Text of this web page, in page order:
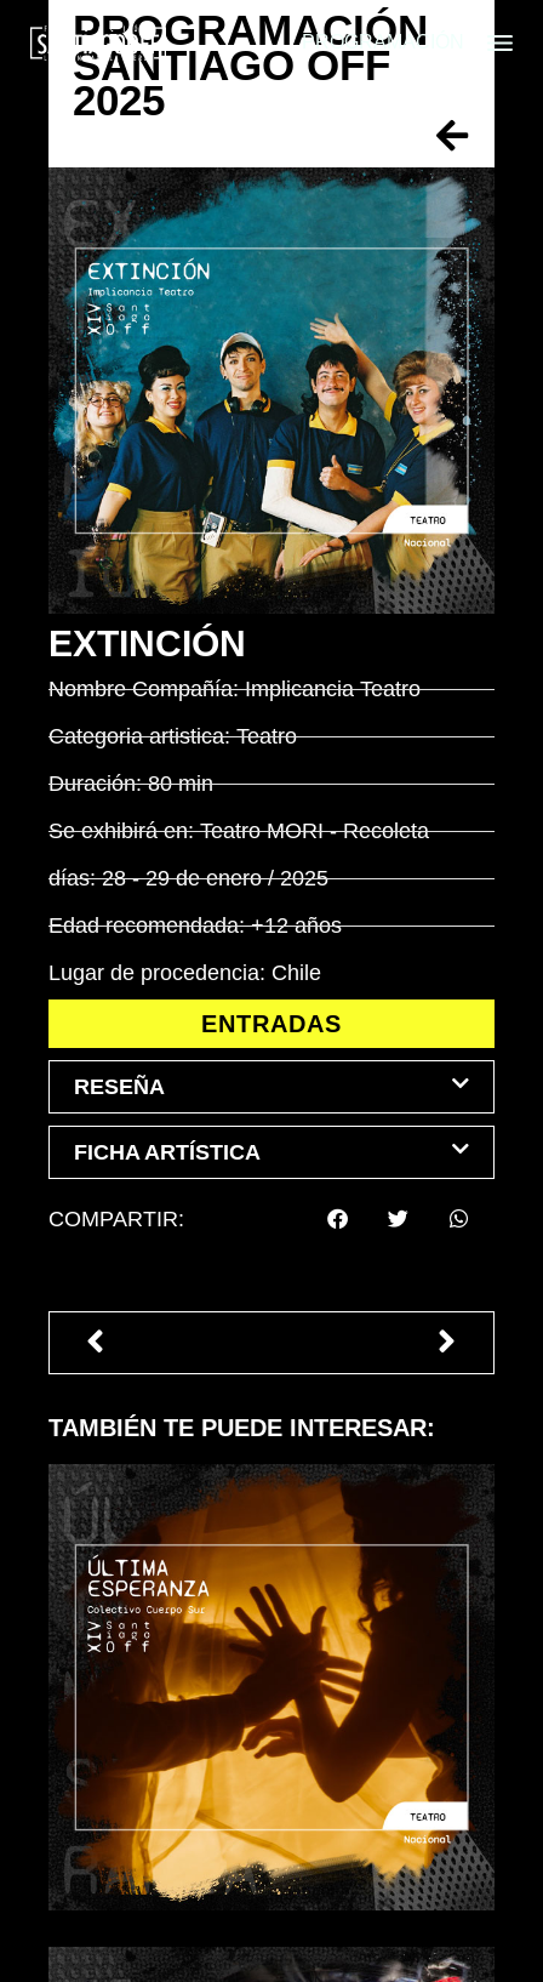
PROGRAMACIÓN
PROGRAMACIÓN
SANTIAGO OFF
2025
EXTINCIÓN
Nombre Compañía: Implicancia Teatro
Categoria artistica: Teatro
Duración: 80 min
Se exhibirá en: Teatro MORI - Recoleta
días: 28 - 29 de enero / 2025
Edad recomendada: +12 años
Lugar de procedencia: Chile
ENTRADAS
RESEÑA
FICHA ARTÍSTICA
COMPARTIR:
TAMBIÉN TE PUEDE INTERESAR: